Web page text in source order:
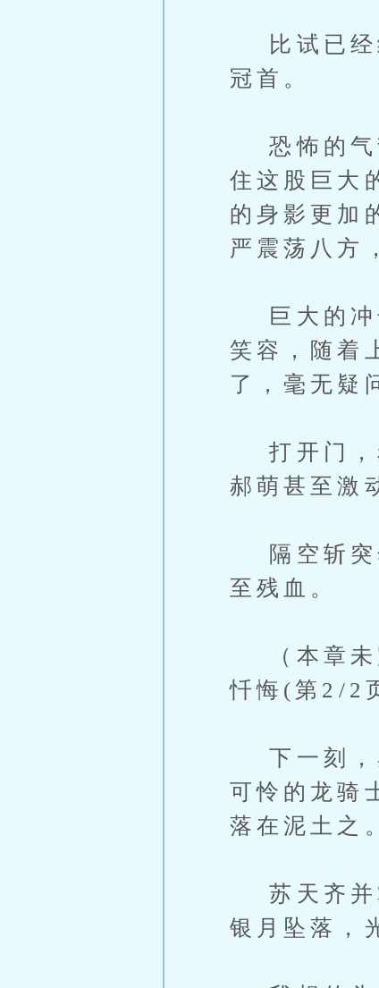
比试已经
冠首。
恐怖的气
住这股巨大
的身影更加
严震荡八方
巨大的冲
笑容，随着
了，毫无疑
打开门，
郝萌甚至激
隔空斩突
至残血。
（本章未
忏悔(第2/2
下一刻，
可怜的龙骑
落在泥土之。
苏天齐并
银月坠落，